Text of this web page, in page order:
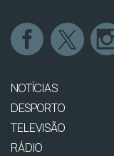
NOTÍCIAS
DESPORTO
TELEVISÃO
RÁDIO